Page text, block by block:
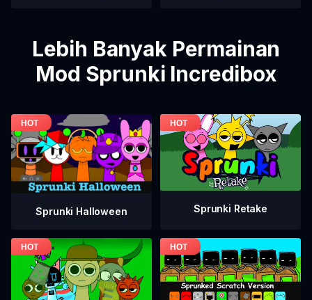
Lebih Banyak Permainan
Mod Sprunki Incredibox
Sprunki Halloween Sprunki Retake